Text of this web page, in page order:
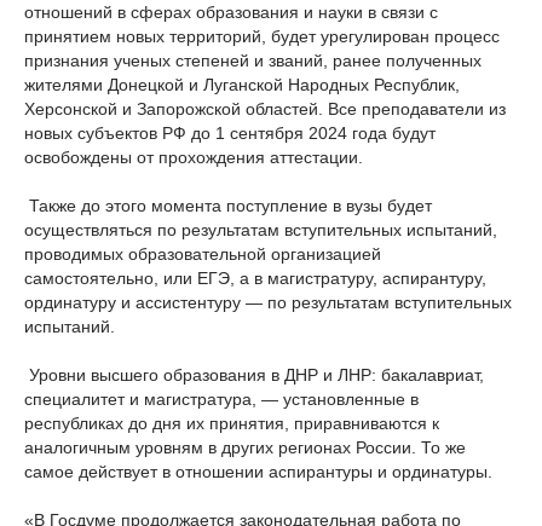
отношений в сферах образования и науки в связи с
принятием новых территорий, будет урегулирован процесс
признания ученых степеней и званий, ранее полученных
жителями Донецкой и Луганской Народных Республик,
Херсонской и Запорожской областей. Все преподаватели из
новых субъектов РФ до 1 сентября 2024 года будут
освобождены от прохождения аттестации.
Также до этого момента поступление в вузы будет
осуществляться по результатам вступительных испытаний,
проводимых образовательной организацией
самостоятельно, или ЕГЭ, а в магистратуру, аспирантуру,
ординатуру и ассистентуру — по результатам вступительных
испытаний.
Уровни высшего образования в ДНР и ЛНР: бакалавриат,
специалитет и магистратура, — установленные в
республиках до дня их принятия, приравниваются к
аналогичным уровням в других регионах России. То же
самое действует в отношении аспирантуры и ординатуры.
«В Госдуме продолжается законодательная работа по